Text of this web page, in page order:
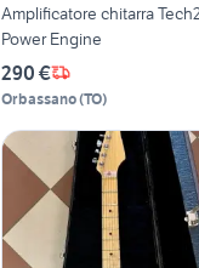
Amplificatore chitarra
Power Engine
290 €
Orbassano(TO)